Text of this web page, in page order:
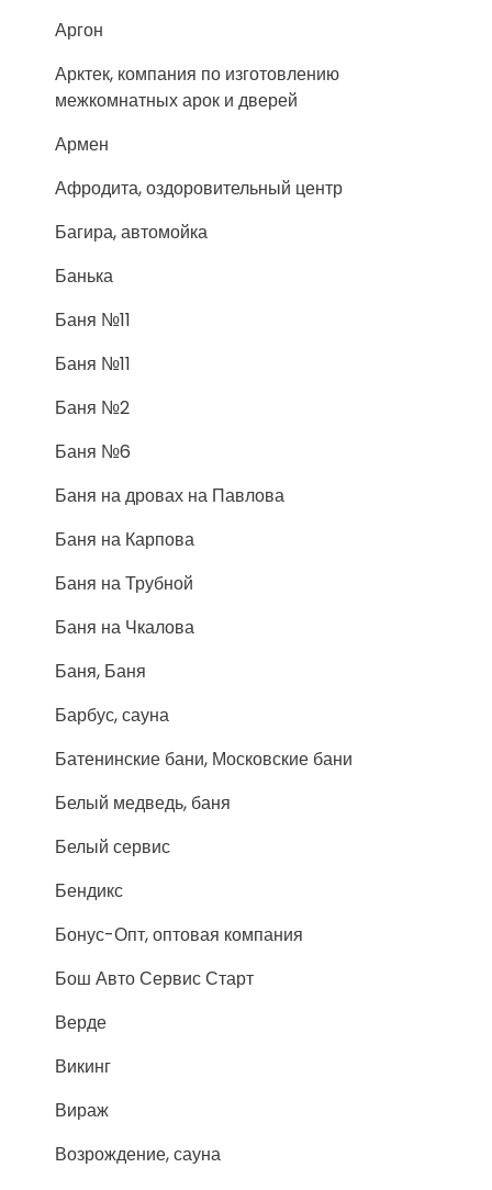
Аргон
Арктек, компания по изготовлению
межкомнатных арок и дверей
Армен
Афродита, оздоровительный центр
Багира, автомойка
Банька
Баня №11
Баня №11
Баня №2
Баня №6
Баня на дровах на Павлова
Баня на Карпова
Баня на Трубной
Баня на Чкалова
Баня, Баня
Барбус, сауна
Батенинские бани, Московские бани
Белый медведь, баня
Белый сервис
Бендикс
Бонус-Опт, оптовая компания
Бош Авто Сервис Старт
Верде
Викинг
Вираж
Возрождение, сауна